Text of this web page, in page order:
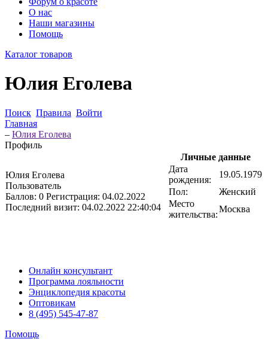
О нас
Наши магазины
Помощь
Каталог товаров
Юлия Еголева
Поиск Правила Войти
Главная
– Юлия Еголева
Профиль
Юлия Еголева
Пользователь
Баллов: 0 Регистрация: 04.02.2022
Последний визит: 04.02.2022 22:40:04
Личные данные
Дата
рождения:
19.05.1979
Пол:
Женский
Место
жительства:
Москва
Онлайн консультант
Программа лояльности
Энциклопедия красоты
Оптовикам
8 (495) 545-47-87
Помощь